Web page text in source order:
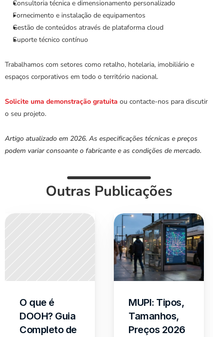
Consultoria técnica e dimensionamento personalizado
Fornecimento e instalação de equipamentos
Gestão de conteúdos através de plataforma cloud
Suporte técnico contínuo
Trabalhamos com setores como retalho, hotelaria, imobiliário e
espaços corporativos em todo o território nacional.
Solicite uma demonstração gratuita ou contacte-nos para discutir
o seu projeto.
Artigo atualizado em 2026. As especificações técnicas e preços
podem variar consoante o fabricante e as condições de mercado.
Outras Publicações
O que é
DOOH? Guia
Completo de
MUPI: Tipos,
Tamanhos,
Preços 2026